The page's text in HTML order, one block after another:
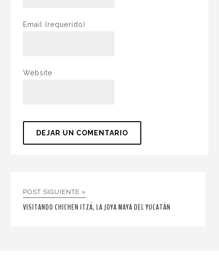
Email (requerido)
Website
POST SIGUIENTE »
VISITANDO CHICHEN ITZÁ, LA JOYA MAYA DEL YUCATÁN